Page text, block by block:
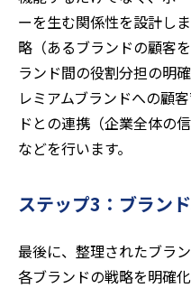
ーを生む関係性を設計し
略（あるブランドの顧客
ランド間の役割分担の明
レミアムブランドへの顧
ドとの連携（企業全体の
などを行います。
ステップ3：ブラン
最後に、整理されたブラ
各ブランドの戦略を明確化